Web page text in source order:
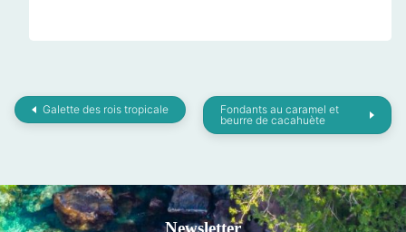
Galette des rois tropicale
Fondants au caramel et
beurre de cacahuète